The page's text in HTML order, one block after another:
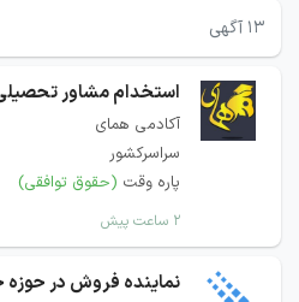
۱۳ آگهی
استخدام مشاور
آکادمی همای
سراسرکشور
پاره وقت (حقوق توافقی)
۲ ساعت پیش